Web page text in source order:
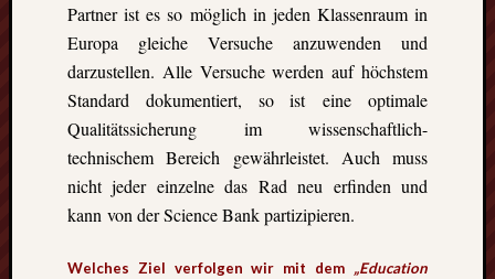
Partner ist es so möglich in jeden Klassenraum in
Europa gleiche Versuche anzuwenden und
darzustellen. Alle Versuche werden auf höchstem
Standard dokumentiert, so ist eine optimale
Qualitätssicherung im wissenschaftlich-
technischem Bereich gewährleistet. Auch muss
nicht jeder einzelne das Rad neu erfinden und
kann von der Science Bank partizipieren.
Welches Ziel verfolgen wir mit dem „Education